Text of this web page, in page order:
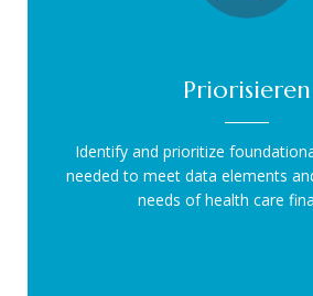
Priorisieren
Identify and prioritize
needed to meet data elements
needs of health care